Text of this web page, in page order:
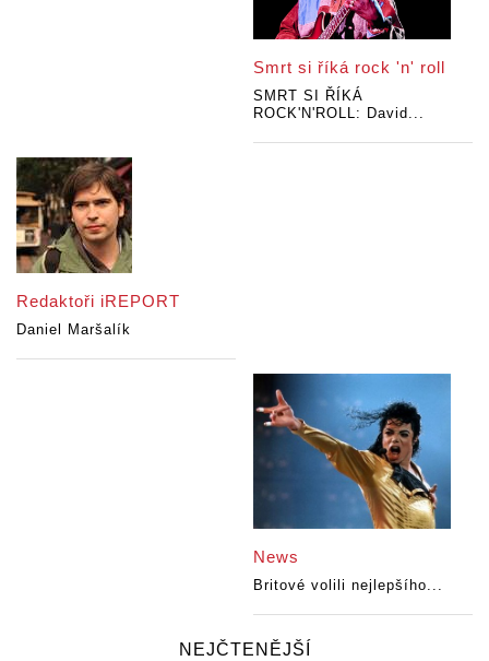
Smrt si říká rock 'n' roll
SMRT SI ŘÍKÁ
ROCK'N'ROLL: David...
Redaktoři iREPORT
Daniel Maršalík
News
Britové volili nejlepšího...
NEJČTENĚJŠÍ